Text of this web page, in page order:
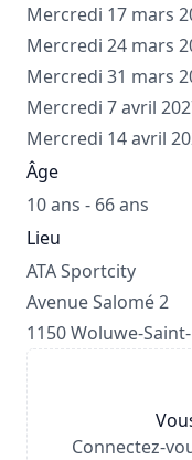
Mercredi 17 mars
Mercredi 24 mars
Mercredi 31 mars
Mercredi 7 avril
Mercredi 14 avril
Âge
10 ans - 66 ans
Lieu
ATA Sportcity
Avenue Salomé 2
1150 Woluwe-
Connectez-